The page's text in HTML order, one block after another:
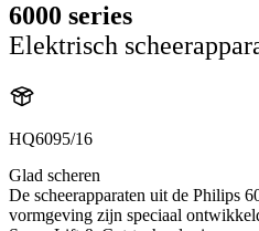
6000 series
Elektrisch
HQ6095/16
Glad scheren
De scheerapparaten uit de Philips
vormgeving zijn speciaal